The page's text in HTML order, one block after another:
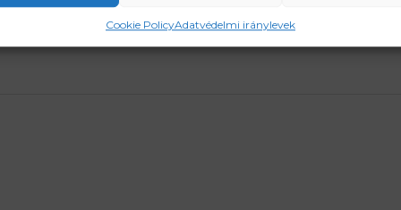
Cookie PolicyAdatvédelmi iránylevek